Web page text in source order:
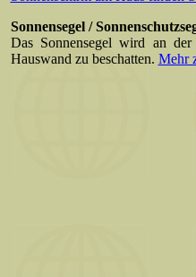
Sonnensegel /
Das Sonnensegel wird an
Hauswand zu beschatten. Mehr